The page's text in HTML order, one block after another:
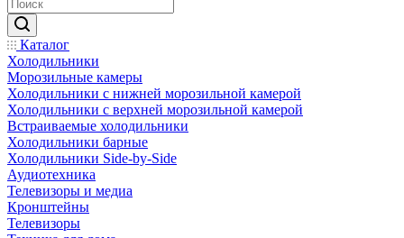
Каталог
Холодильники
Морозильные камеры
Холодильники с нижней морозильной камерой
Холодильники с верхней морозильной камерой
Встраиваемые холодильники
Холодильники барные
Холодильники Side-by-Side
Аудиотехника
Телевизоры и медиа
Кронштейны
Телевизоры